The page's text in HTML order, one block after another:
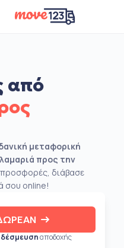
από
μεταφορική
προς την
προσφορές, διάβασε
σου online!
δέσμευσηαποδοχής